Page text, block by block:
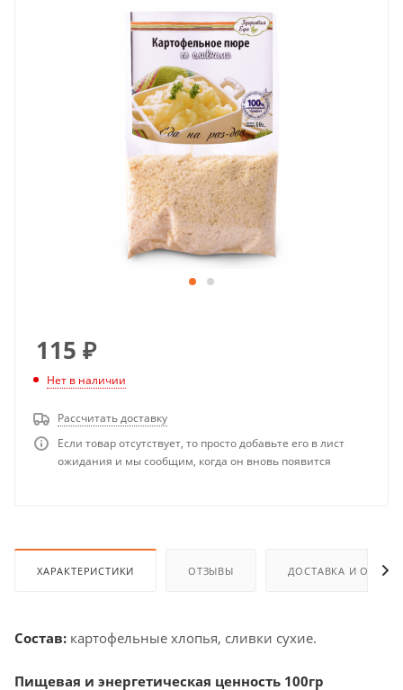
115 ₽
Нет в наличии
Рассчитать доставку
Если товар отсутствует, то просто добавьте его в лист
ожидания и мы сообщим, когда он вновь появится
ХАРАКТЕРИСТИКИ ОТЗЫВЫ ДОСТАВКА И
Состав: картофельные хлопья, сливки сухие.
Пищевая и энергетическая ценность 100гр